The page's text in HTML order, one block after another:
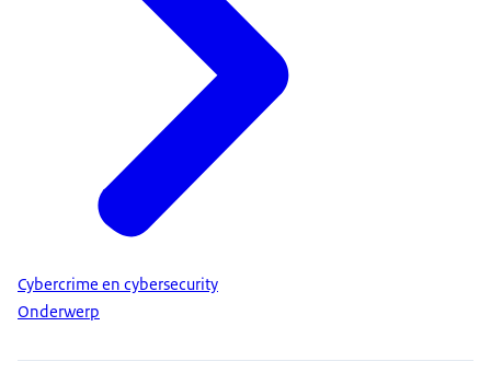
Cybercrime en cybersecurity
Onderwerp